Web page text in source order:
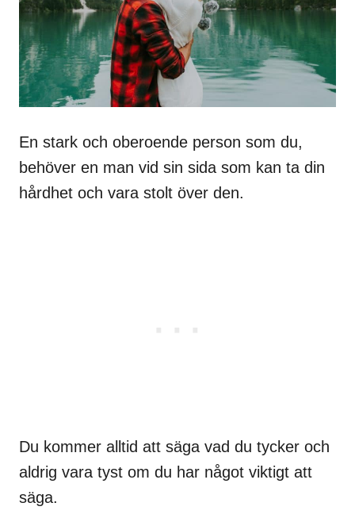
En stark och oberoende person som du,
behöver en man vid sin sida som kan ta din
hårdhet och vara stolt över den.
Du kommer alltid att säga vad du tycker och
aldrig vara tyst om du har något viktigt att
säga.